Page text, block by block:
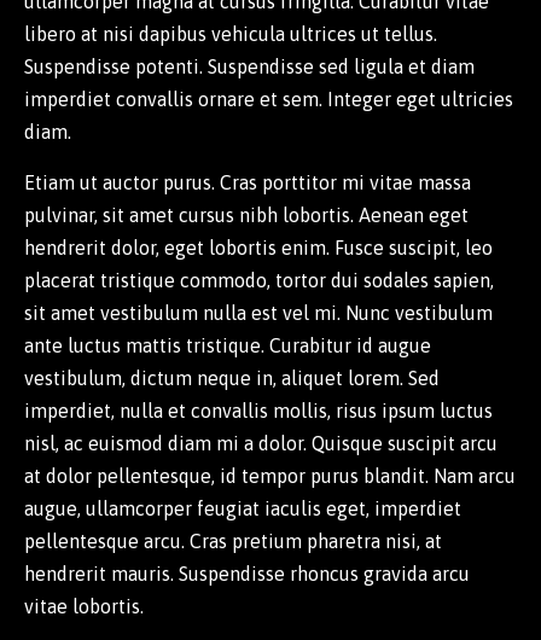
libero at nisi dapibus vehicula ultrices ut tellus.
Suspendisse potenti. Suspendisse sed ligula et diam
imperdiet convallis ornare et sem. Integer eget ultricies
diam.
Etiam ut auctor purus. Cras porttitor mi vitae massa
pulvinar, sit amet cursus nibh lobortis. Aenean eget
hendrerit dolor, eget lobortis enim. Fusce suscipit, leo
placerat tristique commodo, tortor dui sodales sapien,
sit amet vestibulum nulla est vel mi. Nunc vestibulum
ante luctus mattis tristique. Curabitur id augue
vestibulum, dictum neque in, aliquet lorem. Sed
imperdiet, nulla et convallis mollis, risus ipsum luctus
nisl, ac euismod diam mi a dolor. Quisque suscipit arcu
at dolor pellentesque, id tempor purus blandit. Nam arcu
augue, ullamcorper feugiat iaculis eget, imperdiet
pellentesque arcu. Cras pretium pharetra nisi, at
hendrerit mauris. Suspendisse rhoncus gravida arcu
vitae lobortis.